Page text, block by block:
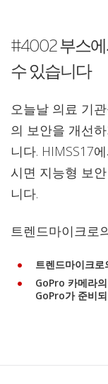
#4002 부스
수 있습니다
오늘날 의료 기
의 보안을 개선
니다. HIMSS17
시면 지능형 보
니다.
트렌드마이크로
트렌드마이크
GoPro 카메라
GoPro가 준비